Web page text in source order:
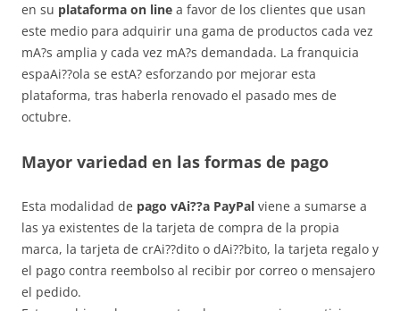
en su plataforma on line a favor de los clientes que usan
este medio para adquirir una gama de productos cada vez
mA?s amplia y cada vez mA?s demandada. La franquicia
espaAi??ola se estA? esforzando por mejorar esta
plataforma, tras haberla renovado el pasado mes de
octubre.
Mayor variedad en las formas de pago
Esta modalidad de pago vAi??a PayPal viene a sumarse a
las ya existentes de la tarjeta de compra de la propia
marca, la tarjeta de crAi??dito o dAi??bito, la tarjeta regalo y
el pago contra reembolso al recibir por correo o mensajero
el pedido.